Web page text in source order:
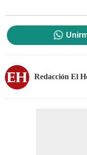
Redacción El